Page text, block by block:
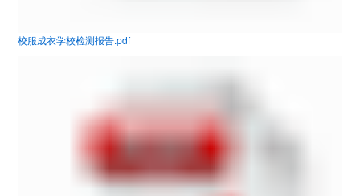
校服成衣学校检测报告.pdf